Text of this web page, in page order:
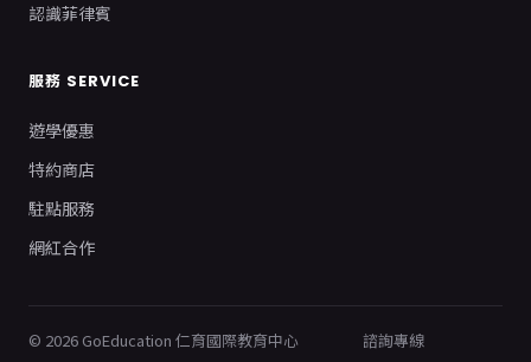
認識菲律賓
服務 SERVICE
遊學優惠
特約商店
駐點服務
網紅合作
© 2026 GoEducation 仁育國際教育中心
諮詢專線